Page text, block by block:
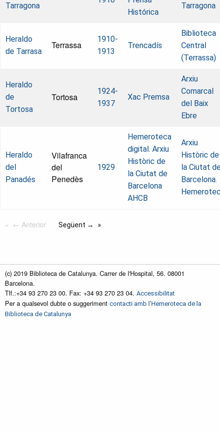
Tarragona
Histórica
Tarragona
Heraldo
de Tarrasa
Terrassa
1910-
1913
Trencadís
Biblioteca
Central
(Terrassa)
Heraldo
de
Tortosa
Tortosa
1924-
1937
Xac Premsa
Arxiu
Comarcal
del Baix
Ebre
Heraldo
del
Panadés
Vilafranca
del
Penedès
1929
Hemeroteca
digital. Arxiu
Històric de
la Ciutat de
Barcelona
AHCB
Arxiu
Històric de
la Ciutat
Barcelona.
← Anterior Següent →
(c) 2019 Biblioteca de Catalunya. Carrer de l'Hospital, 56. 08001
Barcelona.
Tlf.:+34 93 270 23 00. Fax: +34 93 270 23 04. Accessibilitat
Per a qualsevol dubte o suggeriment contacti amb l'Hemeroteca de la
Biblioteca de Catalunya